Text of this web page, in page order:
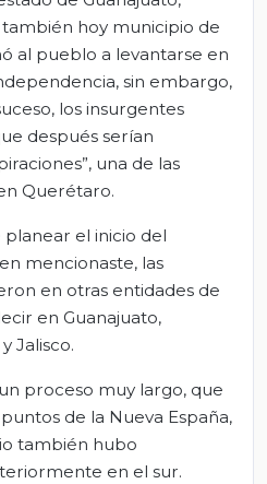
hoy municipio de
al pueblo a levantarse en
sin embargo,
los insurgentes
después serían
una de las
Querétaro.
planear el inicio del
mencionaste, las
en otras entidades de
en Guanajuato,
Jalisco.
proceso muy largo, que
de la Nueva España,
también hubo
en el sur.